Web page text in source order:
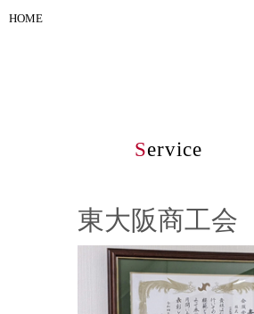
HOME
Service
東大阪商工会